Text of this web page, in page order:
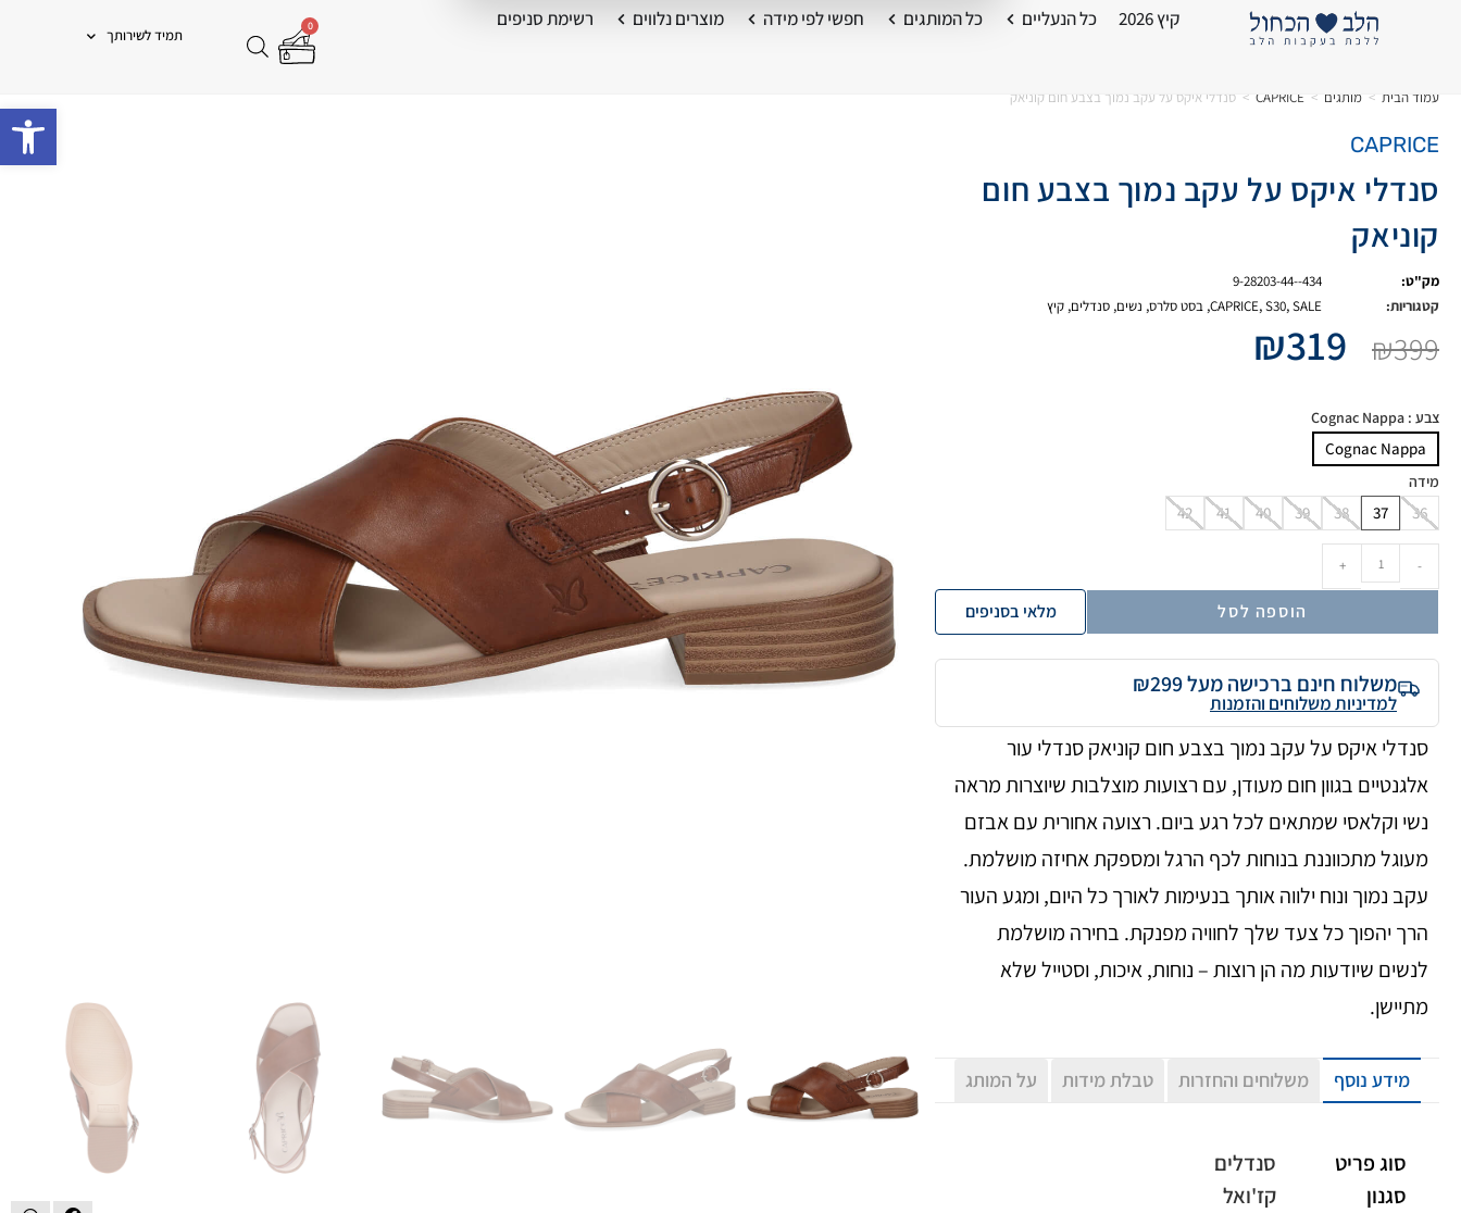
קיץ 2026 כל הנעליים כל המותגים חפשי לפי מידה מוצרים נלווים רשימת סניפים 0
תמיד לשירותך
עמוד הבית > מותגים >
CAPRICE
> סנדלי איקס על עקב נמוך בצבע חום קוניאק
CAPRICE
סנדלי איקס על עקב נמוך בצבע חום
קוניאק
מק"ט:
9-28203-44--434
קטגוריות:
CAPRICE,S30,SALE
, בסט סלרס, נשים, סנדלים, קיץ
₪399
₪319
צבע : Cognac Nappa
Cognac Nappa
מידה
36
37
38
39
40
41
42
-
+
הוספה לסל מלאי בסניפים
משלוח חינם ברכישה מעל ₪299
למדיניות משלוחים והזמנות
סנדלי איקס על עקב נמוך בצבע חום קוניאק סנדלי עור
אלגנטיים בגוון חום מעודן, עם רצועות מוצלבות שיוצרות מראה
נשי וקלאסי שמתאים לכל רגע ביום. רצועה אחורית עם אבזם
מעוגל מתכווננת בנוחות לכף הרגל ומספקת אחיזה מושלמת.
עקב נמוך ונוח ילווה אותך בנעימות לאורך כל היום, ומגע העור
הרך יהפוך כל צעד שלך לחוויה מפנקת. בחירה מושלמת
לנשים שיודעות מה הן רוצות – נוחות, איכות, וסטייל שלא
מתיישן.
מידע נוסף משלוחים והחזרות טבלת מידות על המותג
סוג פריט
סנדלים
סגנון
קז'ואל